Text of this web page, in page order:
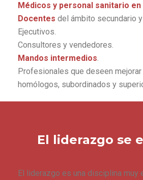
Médicos y personal sanitario
Docentes del ámbito secundario
Ejecutivos.
Consultores y vendedores.
Mandos intermedios.
Profesionales que deseen
homólogos, subordinados y
El liderazgo se
El liderazgo es una disciplina muy